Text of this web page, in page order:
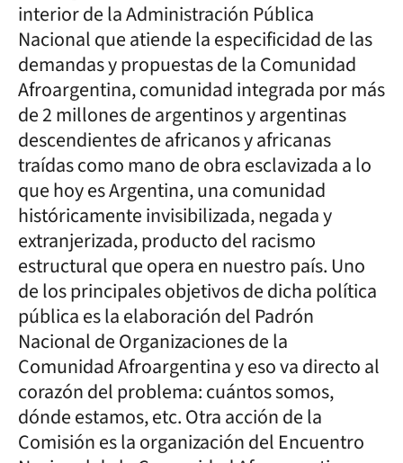
interior de la Administración Pública
Nacional que atiende la especificidad de las
demandas y propuestas de la Comunidad
Afroargentina, comunidad integrada por más
de 2 millones de argentinos y argentinas
descendientes de africanos y africanas
traídas como mano de obra esclavizada a lo
que hoy es Argentina, una comunidad
históricamente invisibilizada, negada y
extranjerizada, producto del racismo
estructural que opera en nuestro país. Uno
de los principales objetivos de dicha política
pública es la elaboración del Padrón
Nacional de Organizaciones de la
Comunidad Afroargentina y eso va directo al
corazón del problema: cuántos somos,
dónde estamos, etc. Otra acción de la
Comisión es la organización del Encuentro